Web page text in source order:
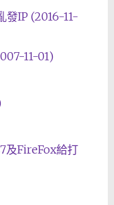
發IP (2016-11-
11-01)
及FireFox給打